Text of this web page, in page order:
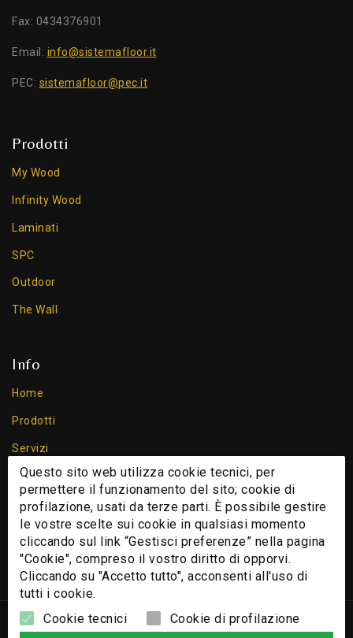
Fax: 0434376901
Email: info@sistemafloor.it
PEC: sistemafloor@pec.it
Prodotti
My Wood
Infinity Wood
Laminati
SPC
Outdoor
The Wall
Info
Home
Prodotti
Servizi
Chi Siamo
Contatti
Cookie
Privacy Policy
© 2026 - Nomi e immagini di sistemi e prodotti che appaiono
Questo sito web utilizza cookie tecnici, per
permettere il funzionamento del sito; cookie di
profilazione, usati da terze parti. È possibile gestire
le vostre scelte sui cookie in qualsiasi momento
cliccando sul link “Gestisci preferenze” nella pagina
"Cookie", compreso il vostro diritto di opporvi.
Cliccando su "Accetto tutto", acconsenti all'uso di
tutti i cookie.
Cookie tecnici
Cookie di profilazione